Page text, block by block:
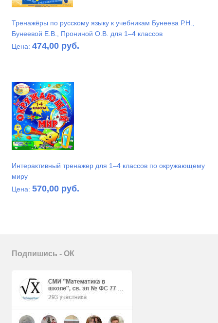
Тренажёры по русскому языку к учебникам Бунеева Р.Н.,
Бунеевой Е.В., Прониной О.В. для 1–4 классов
Цена: 474,00 руб.
Интерактивный тренажер для 1–4 классов по окружающему
миру
Цена: 570,00 руб.
Подпишись - ОК